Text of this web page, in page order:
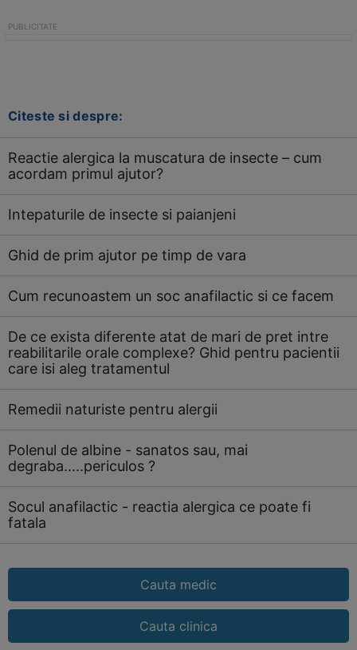
Citeste si despre:
Reactie alergica la muscatura de insecte – cum
acordam primul ajutor?
Intepaturile de insecte si paianjeni
Ghid de prim ajutor pe timp de vara
Cum recunoastem un soc anafilactic si ce facem
De ce exista diferente atat de mari de pret intre
reabilitarile orale complexe? Ghid pentru pacientii
care isi aleg tratamentul
Remedii naturiste pentru alergii
Polenul de albine - sanatos sau, mai
degraba.....periculos ?
Socul anafilactic - reactia alergica ce poate fi
fatala
Cauta medic
Cauta clinica